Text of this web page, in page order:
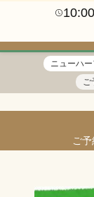
10:00
ニューハ
ご
ご